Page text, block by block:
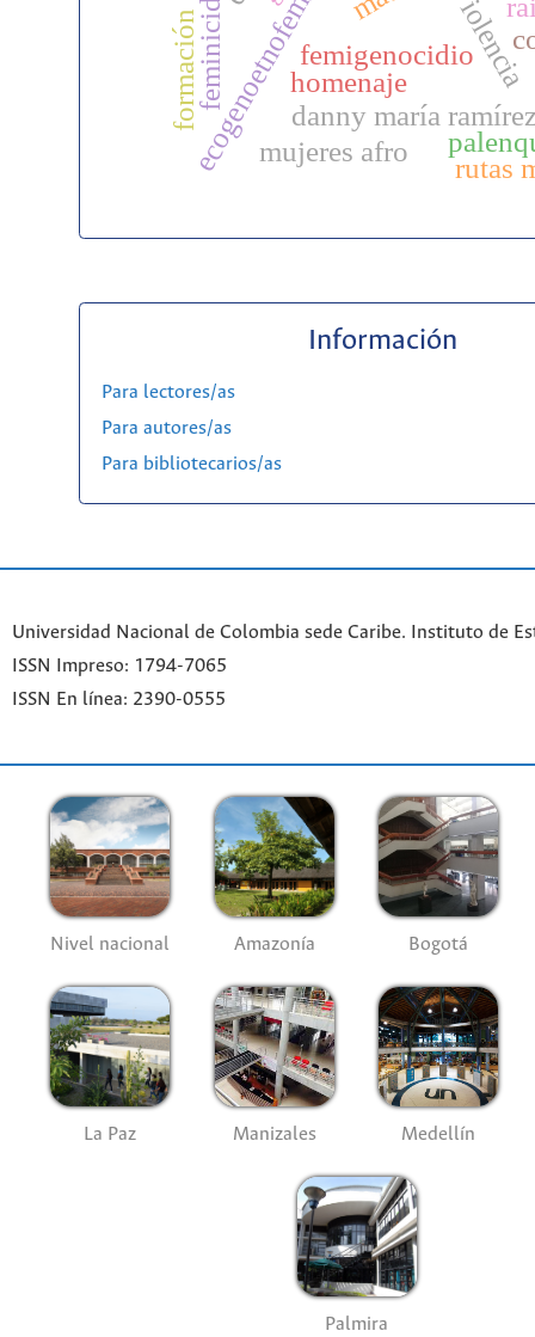
femigenocidio
feminicidio violencia
homenaje
danny maría
mujeres afro
rutas
formación
Información
Para lectores/as
Para autores/as
Para bibliotecarios/as
Universidad Nacional de Colombia sede Caribe. Instituto de
ISSN Impreso: 1794-7065
ISSN En línea: 2390-0555
Nivel nacional Amazonía Bogotá
La Paz Manizales Medellín
Palmira